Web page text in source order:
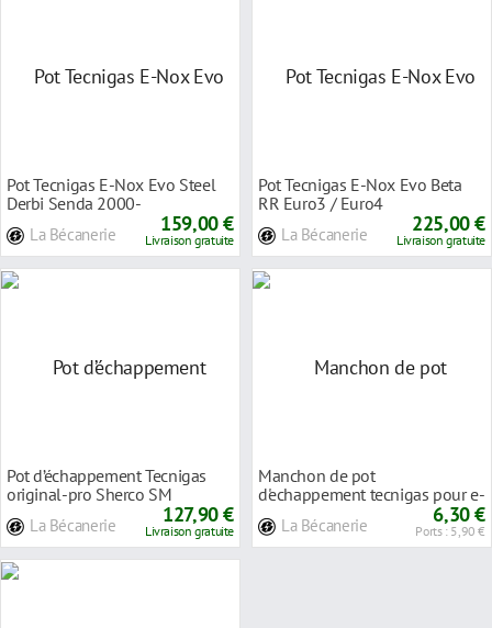
Pot Tecnigas E-Nox Evo Steel
Derbi Senda 2000-
La Bécanerie 159,00 €
Livraison gratuite
Pot Tecnigas E-Nox Evo Beta
RR Euro3 / Euro4
La Bécanerie 225,00 €
Livraison gratuite
Pot d’échappement Tecnigas
original-pro Sherco SM
La Bécanerie 127,90 €
Livraison gratuite
Manchon de pot
d'echappement tecnigas pour e-
La Bécanerie 6,30 €
Ports : 5,90 €